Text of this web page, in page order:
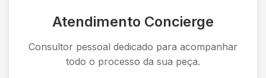
Atendimento Concierge
Consultor pessoal dedicado para acompanhar
todo o processo da sua peça.